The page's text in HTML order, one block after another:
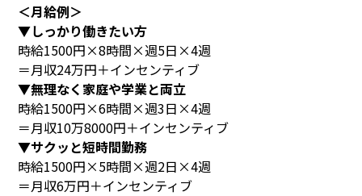
＜月給例＞
▼しっかり働きたい方
時給1500円×8時間×週5日×4週
＝月収24万円＋インセンティブ
▼無理なく家庭や学業と両立
時給1500円×6時間×週3日×4週
＝月収10万8000円＋インセンティブ
▼サクッと短時間勤務
時給1500円×5時間×週2日×4週
＝月収6万円＋インセンティブ